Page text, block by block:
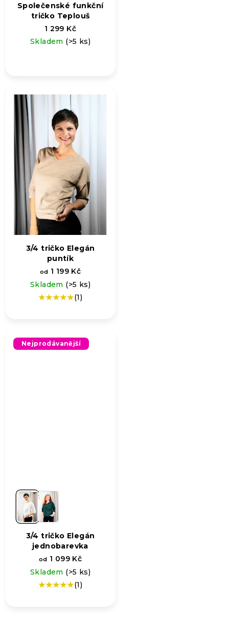
Společenské funkční
tričko Teplouš
1 299 Kč
Skladem (>5 ks)
3/4 tričko Elegán
puntík
od 1 199 Kč
Skladem (>5 ks)
Průměrné
5,0
z
(1)
Nejprodávanější
3/4 tričko Elegán
jednobarevka
od 1 099 Kč
Skladem (>5 ks)
Průměrné(1)